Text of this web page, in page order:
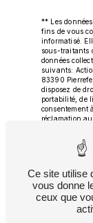
** Les
fins de vous
informatisé.
sous-traitants
données
suivants:
83390
disposez de
portabilité, de
consentement
réclamation
d’organiser
exercer ces
Court le
électronique
justificatif
vos données
la durée de
des
d'opposition
Ce site utilise
vous donne
ceux que